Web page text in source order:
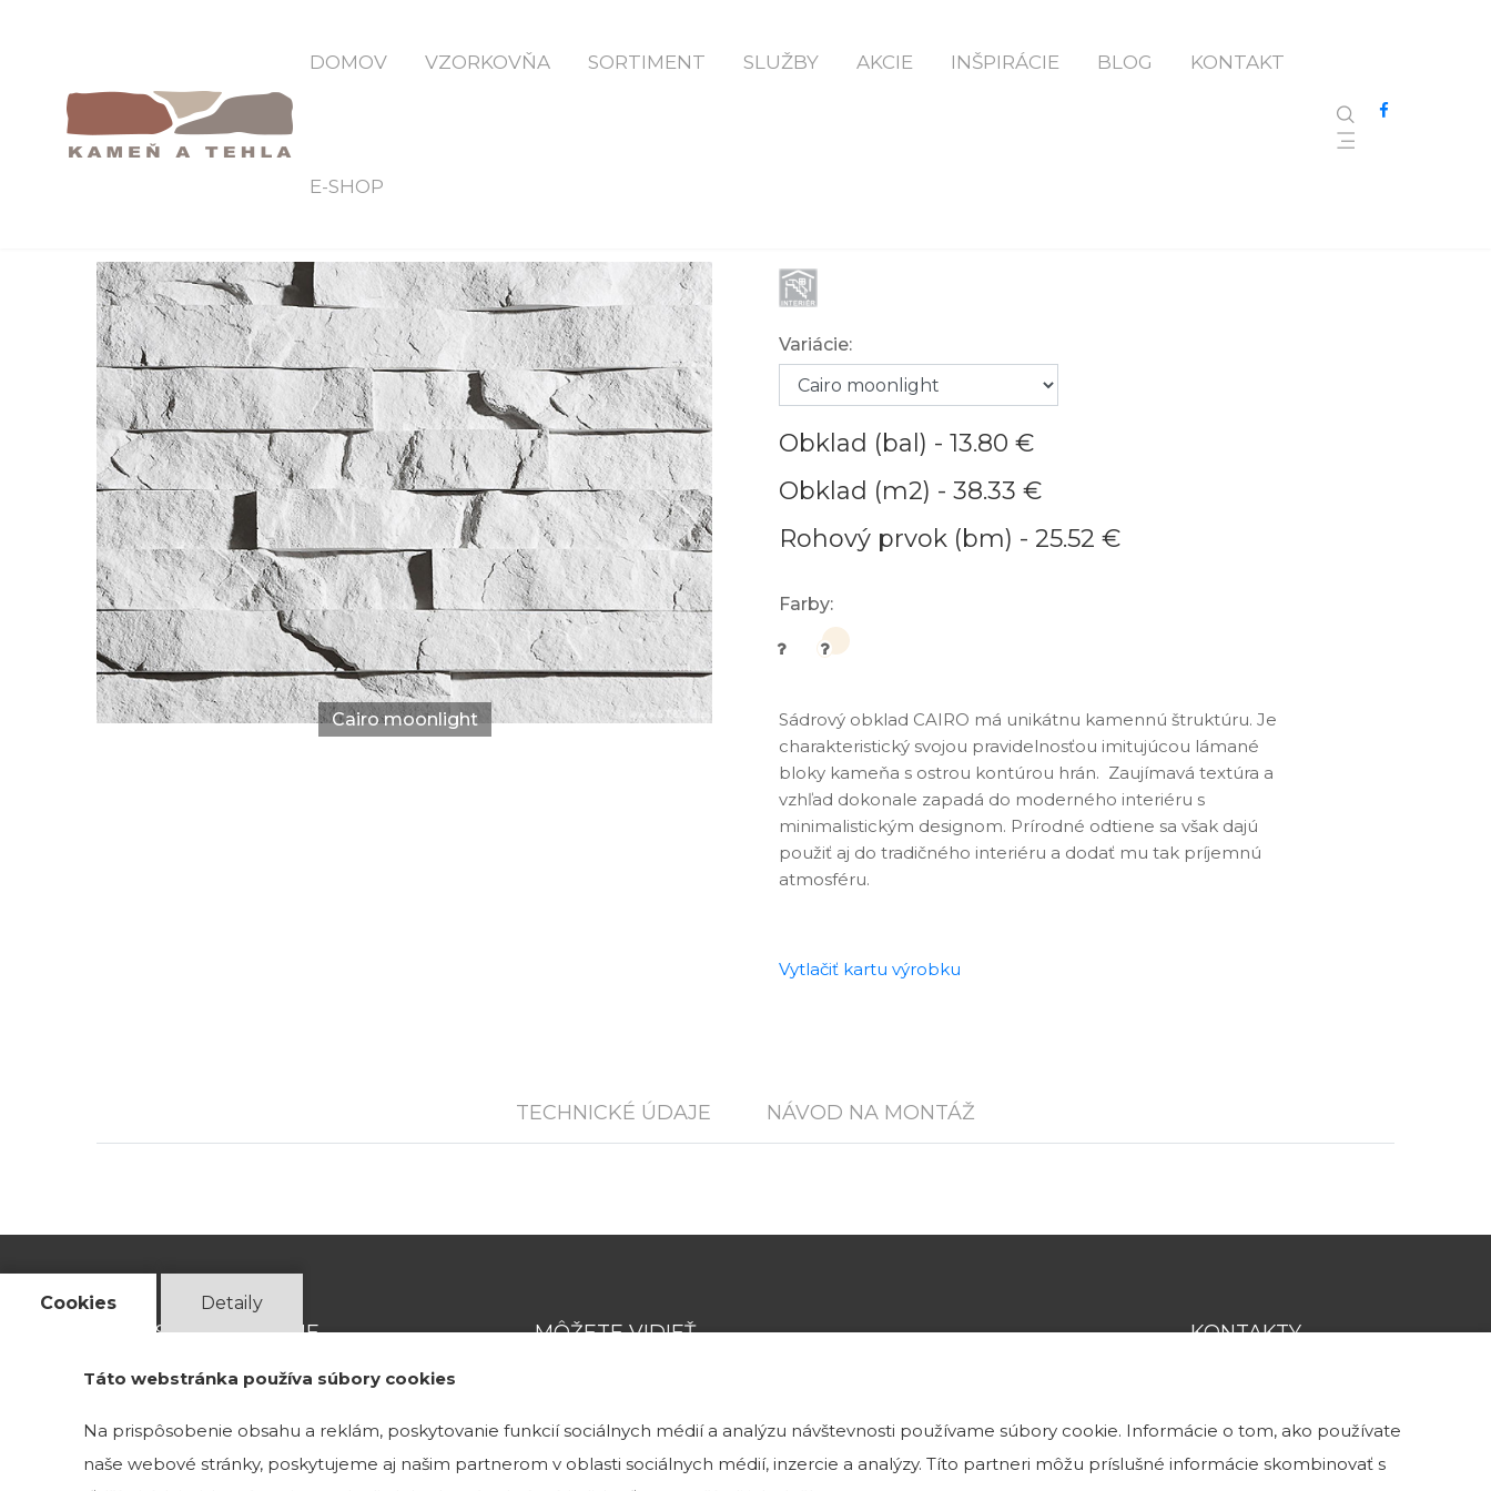
DOMOV VZORKOVŇA SORTIMENT SLUŽBY AKCIE INŠPIRÁCIE BLOG KONTAKT
E-SHOP
Domov Cairo
Cairo moonlight Cairo moonlight
Variácie:
Obklad (bal) - 13.80 €
Obklad (m2) - 38.33 €
Rohový prvok (bm) - 25.52 €
Farby:
Sádrový obklad CAIRO má unikátnu kamennú štruktúru. Je
charakteristický svojou pravidelnosťou imitujúcou lámané
bloky kameňa s ostrou kontúrou hrán. Zaujímavá textúra a
vzhľad dokonale zapadá do moderného interiéru s
minimalistickým designom. Prírodné odtiene sa však dajú
použiť aj do tradičného interiéru a dodať mu tak príjemnú
atmosféru.
Vytlačiť kartu výrobku
TECHNICKÉ ÚDAJE NÁVOD NA MONTÁŽ
ADRESA VZORKOVNE
831 04 Bratislava 3
MÔŽETE VIDIEŤ KONTAKTY
info@kamenatehla.sk
Cookies Detaily
Táto webstránka používa súbory cookies
Na prispôsobenie obsahu a reklám, poskytovanie funkcií sociálnych médií a analýzu návštevnosti používame súbory cookie. Informácie o tom, ako používate
naše webové stránky, poskytujeme aj našim partnerom v oblasti sociálnych médií, inzercie a analýzy. Títo partneri môžu príslušné informácie skombinovať s